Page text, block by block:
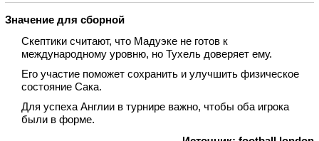
Значение для сборной
Скептики считают, что Мадуэке не готов к
международному уровню, но Тухель доверяет ему.
Его участие поможет сохранить и улучшить физическое
состояние Сака.
Для успеха Англии в турнире важно, чтобы оба игрока
были в форме.